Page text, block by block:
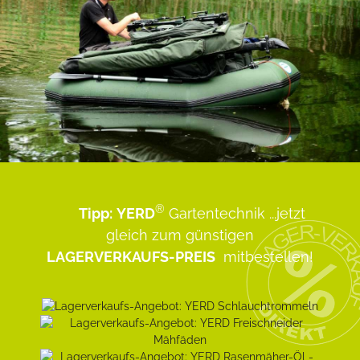
Tipp: YERD® Gartentechnik ...jetzt
gleich zum günstigen
LAGERVERKAUFS-PREIS mitbestellen!